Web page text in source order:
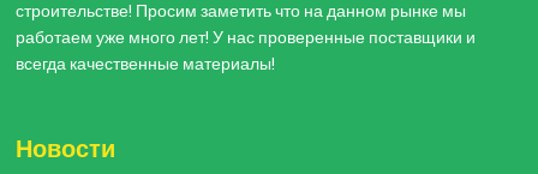
строительстве! Просим заметить что на данном рынке мы
работаем уже много лет! У нас проверенные поставщики и
всегда качественные материалы!
Новости